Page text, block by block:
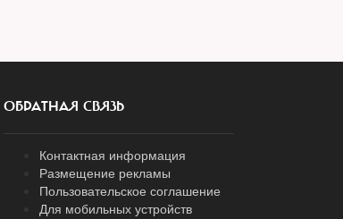
ОБРАТНАЯ СВЯЗЬ
Контактная информация
Размещение рекламы
Пользовательское соглашение
Для мобильных устройств